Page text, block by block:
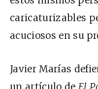
caricaturizables
acuciosos en su
Javier Marías